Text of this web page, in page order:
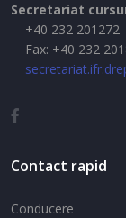
Secretariat
+40 232 201272
Fax: +40 232
Contact rapid
Conducere